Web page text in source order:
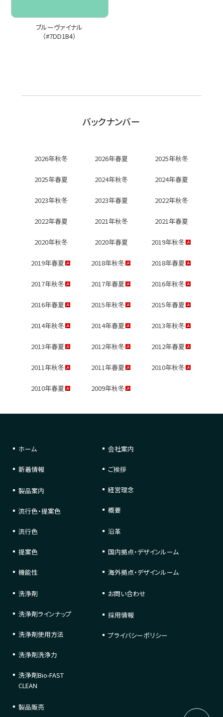
ブルーヴァイナル
（#7DD1B4）
バックナンバー
2026年秋冬 2026年春夏 2025年秋冬
2025年春夏 2024年秋冬 2024年春夏
2023年秋冬 2023年春夏 2022年秋冬
2022年春夏 2021年秋冬 2021年春夏
2020年秋冬 2020年春夏 2019年秋冬
2019年春夏 2018年秋冬 2018年春夏
2017年秋冬 2017年春夏 2016年秋冬
2016年春夏 2015年秋冬 2015年春夏
2014年秋冬 2014年春夏 2013年秋冬
2013年春夏 2012年秋冬 2012年春夏
2011年秋冬 2011年春夏 2010年秋冬
2010年春夏 2009年秋冬
ホーム
新着情報
製品案内
流行色・提案色
流行色
提案色
機能性
洗浄剤
洗浄剤ラインナップ
洗浄剤使用方法
洗浄剤洗浄力
洗浄剤Bio-FAST
CLEAN
製品販売
会社案内
ご挨拶
経営理念
概要
沿革
国内拠点・デザインルーム
海外拠点・デザインルーム
お問い合わせ
採用情報
プライバシーポリシー